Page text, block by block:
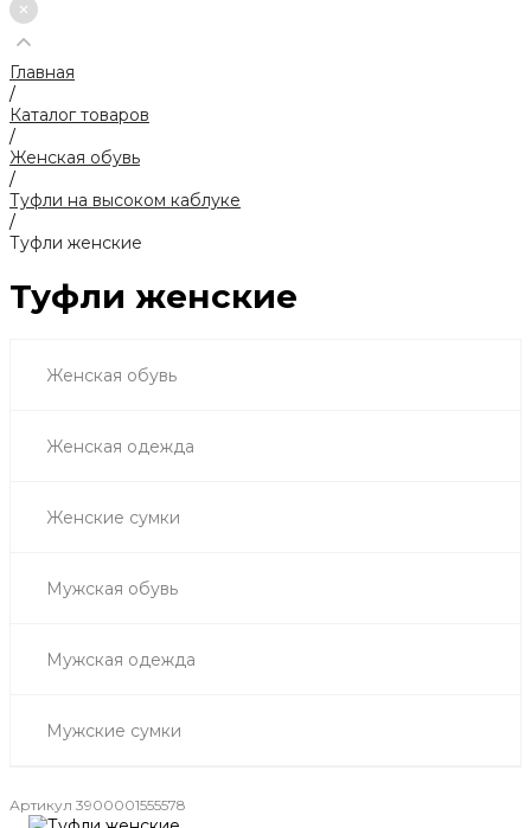
Главная
/
Каталог товаров
/
Женская обувь
/
Туфли на высоком каблуке
/
Туфли женские
Туфли женские
Женская обувь
Женская одежда
Женские сумки
Мужская обувь
Мужская одежда
Мужские сумки
Артикул 3900001555578